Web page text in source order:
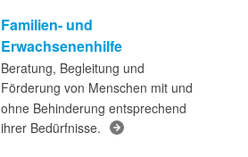
Familien- und
Erwachsenenhilfe
Beratung, Begleitung und
Förderung von Menschen mit und
ohne Behinderung entsprechend
ihrer Bedürfnisse.